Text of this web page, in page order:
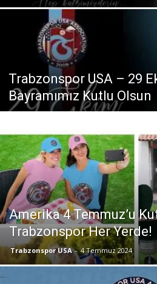
Trabzonspor USA – 29
Bayramımız Kutlu Olsun
Amerika 4 Temmuz’u
Trabzonspor Her Yerde!
Trabzonspor USA - 4 Temmuz 2024